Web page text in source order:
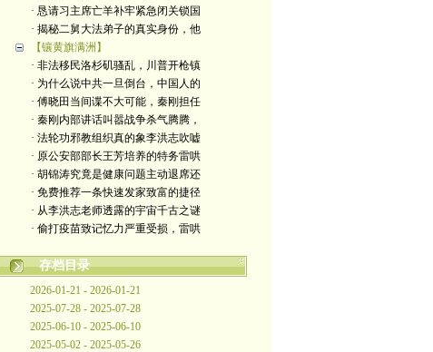
· 恳请习主席亡羊补牢紧急闭关锁国
· 揭秘二舅大法弟子的真实身份，他
【镶黄旗满洲】
· 非法移民洛杉矶骚乱，川普开枪镇
· 为什么说中共一旦倒台，中国人的
· 傅晓田当间谍不大可能，秦刚担任
· 秦刚内部讲话叫嚣战争杀气腾腾，
· 法轮功邪教组织真的象李洪志吹嘘
· 原公安部部长王芳培养的特务雷哄
· 胡锦涛究竟是健康问题主动退席还
· 免费推荐一条快速发家致富的捷径
· 从李洪志老师透露的宇宙千古之谜
· 偷打疫苗致记忆力严重受损，雷哄
存档目录
2026-01-21 - 2026-01-21
2025-07-28 - 2025-07-28
2025-06-10 - 2025-06-10
2025-05-02 - 2025-05-26